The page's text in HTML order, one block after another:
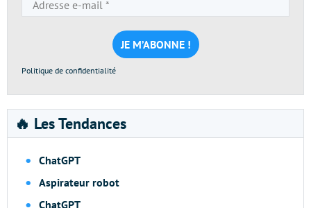
e-
mail
*
Politique de confidentialité
🔥 Les Tendances
ChatGPT
Aspirateur robot
ChatGPT